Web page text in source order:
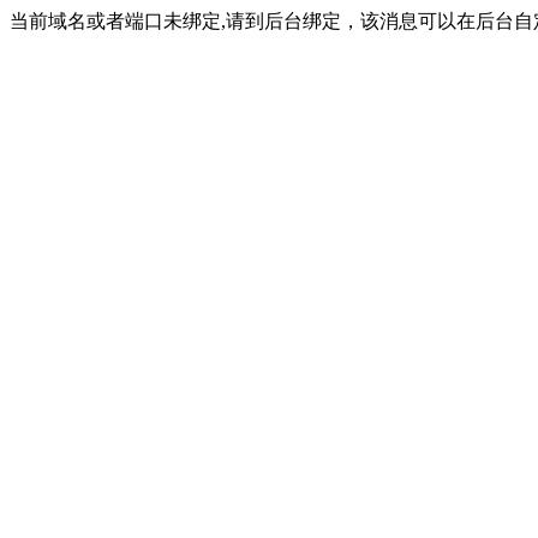
当前域名或者端口未绑定,请到后台绑定，该消息可以在后台自